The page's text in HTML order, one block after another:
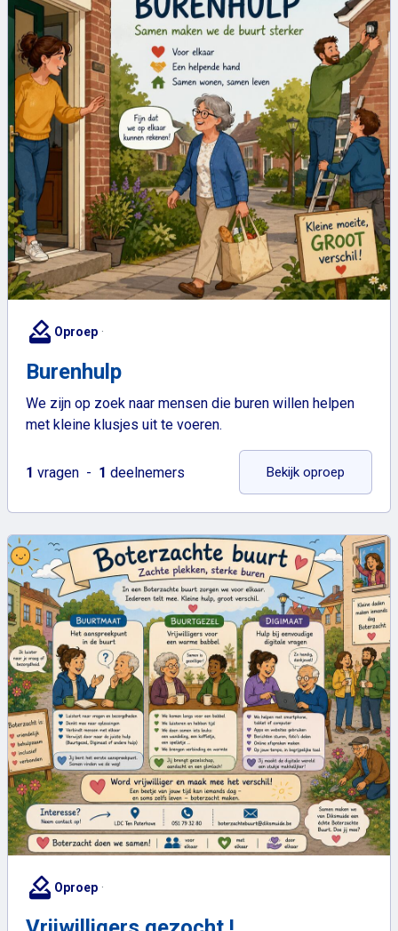
how_to_vote Oproep
Burenhulp
We zijn op zoek naar mensen die buren willen helpen
met kleine klusjes uit te voeren.
1 vragen 1 deelnemers Bekijk oproep
how_to_vote Oproep